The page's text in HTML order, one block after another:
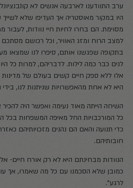
ערב התוודענו לארבעה אנשים לא
היו במקור מאוסטריה אך העדיפו שלא
מסוימת. הם בחרו לחיות חיי נוודות,
למצב הרוח ומזג האוויר, וכל רכושם
בתקופה שפגשנו אותם, סיפרו לנו שמצאו
לנים כבר כמה לילות. לדבריהם, למרות כל
אלו ללא ספק חיים קשים בעולם של מדינות
היא לא אחת מהאפשרויות שניתנות לנו,
השיחה הייתה מאוד נעימה ואפשר היה
כל המורכבויות החל מאיפה המשפחות בכל
כדי תנועה והאם הם נהנים מזכויותיהם
חובותיהם.
הנוודות מבחינתם היא לא רק אורח חיים-
כמובן שלא הסכמנו עם כל מה שאמרו, אך
לרגע".